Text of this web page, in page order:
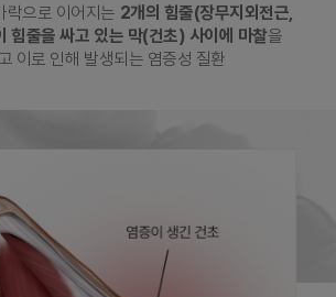
락으로 이어지는 2개의 힘줄(장무지외전근,
힘줄을 싸고 있는 막(건초) 사이에 마찰을
이로 인해 발생되는 염증성 질환